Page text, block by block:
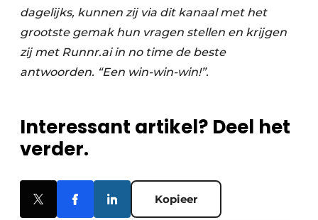
dagelijks, kunnen zij via dit kanaal met het
grootste gemak hun vragen stellen en krijgen
zij met Runnr.ai in no time de beste
antwoorden. “Een win-win-win!”.
Interessant artikel? Deel het
verder.
Kopieer